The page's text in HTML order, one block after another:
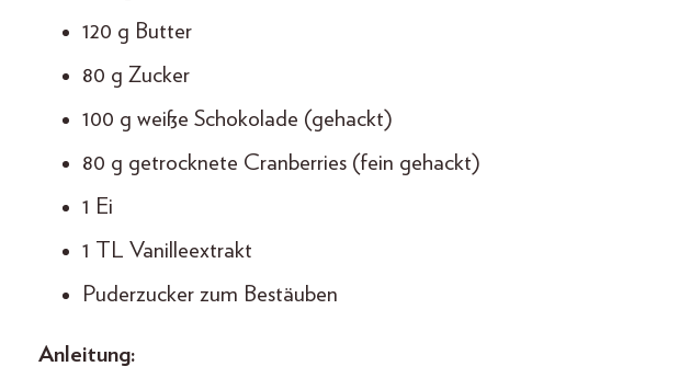
120 g Butter
80 g Zucker
100 g weiße Schokolade (gehackt)
80 g getrocknete Cranberries (fein gehackt)
1 Ei
1 TL Vanilleextrakt
Puderzucker zum Bestäuben
Anleitung: